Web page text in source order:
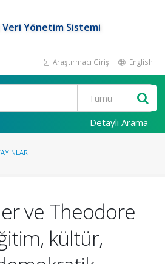
Yönetim Sistemi
Araştırmacı Girişi English
Detaylı Arama
ve Theodore
kültür,